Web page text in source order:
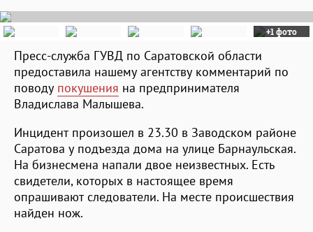
+1 фото
Пресс-служба ГУВД по Саратовской области
предоставила нашему агентству комментарий по
поводу покушения на предпринимателя
Владислава Малышева.
Инцидент произошел в 23.30 в Заводском районе
Саратова у подъезда дома на улице Барнаульская.
На бизнесмена напали двое неизвестных. Есть
свидетели, которых в настоящее время
опрашивают следователи. На месте происшествия
найден нож.